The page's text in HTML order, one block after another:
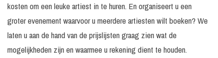
In
overleg Op aanvraag Prijs op
aanvraag
In
overleg Op aanvraag aanvraag
kosten om een leuke artiest in te huren. En organiseert u een
groter evenement waarvoor u meerdere artiesten wilt boeken? We
laten u aan de hand van de prijslijsten graag zien wat de
mogelijkheden zijn en waarmee u rekening dient te houden.